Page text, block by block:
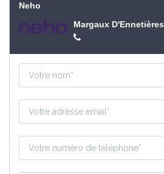
Neho
Margaux D'Ennetières